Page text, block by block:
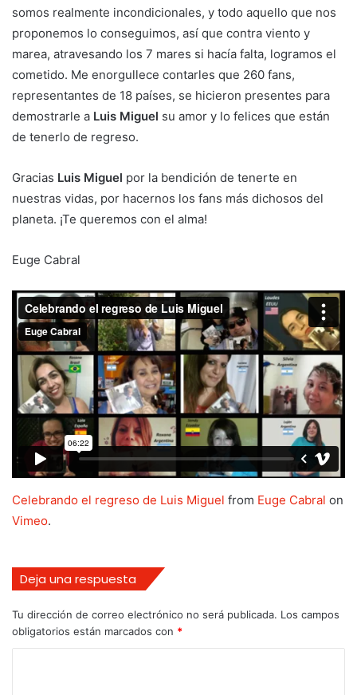
somos realmente incondicionales, y todo aquello que nos
proponemos lo conseguimos, así que contra viento y
marea, atravesando los 7 mares si hacía falta, logramos el
cometido. Me enorgullece contarles que 260 fans,
representantes de 18 países, se hicieron presentes para
demostrarle a Luis Miguel su amor y lo felices que están
de tenerlo de regreso.
Gracias Luis Miguel por la bendición de tenerte en
nuestras vidas, por hacernos los fans más dichosos del
planeta. ¡Te queremos con el alma!
Euge Cabral
Celebrando el regreso de Luis Miguel from Euge Cabral on
Vimeo.
Deja una respuesta
Tu dirección de correo electrónico no será publicada. Los campos
obligatorios están marcados con *